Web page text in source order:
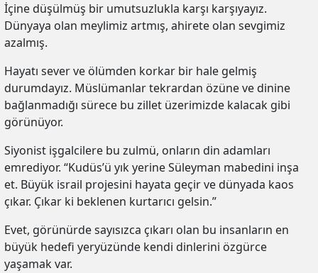
İçine düşülmüş bir umutsuzlukla karşı karşıyayız.
Dünyaya olan meylimiz artmış, ahirete olan sevgimiz
azalmış.
Hayatı sever ve ölümden korkar bir hale gelmiş
durumdayız. Müslümanlar tekrardan özüne ve dinine
bağlanmadığı sürece bu zillet üzerimizde kalacak gibi
görünüyor.
Siyonist işgalcilere bu zulmü, onların din adamları
emrediyor. “Kudüs’ü yık yerine Süleyman mabedini inşa
et. Büyük israil projesini hayata geçir ve dünyada kaos
çıkar. Çıkar ki beklenen kurtarıcı gelsin.”
Evet, görünürde sayısızca çıkarı olan bu insanların en
büyük hedefi yeryüzünde kendi dinlerini özgürce
yaşamak var.